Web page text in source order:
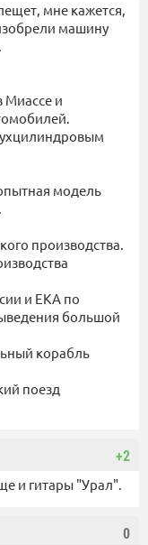
мне кажется,
машину
Миассе и
модель
производства.
и ЕКА по
большой
корабль
поезд
+2
и гитары "Урал".
0